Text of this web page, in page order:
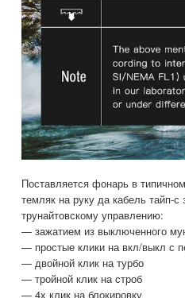
Поставляется фонарь в
темляк на руку да кабель тайп-с
трунайтовскому управлению:
— зажатием из выключенного
— простые клики на вкл/выкл с
— двойной клик на турбо
— тройной клик на строб
— 4х клик на блокировку